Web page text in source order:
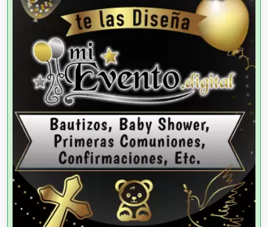
Alquiler de Trajes de Etiqueta
Alta Costura
Aluminio
Ambulancias
Análisis Clínicos